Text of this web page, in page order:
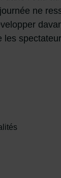
ne
les